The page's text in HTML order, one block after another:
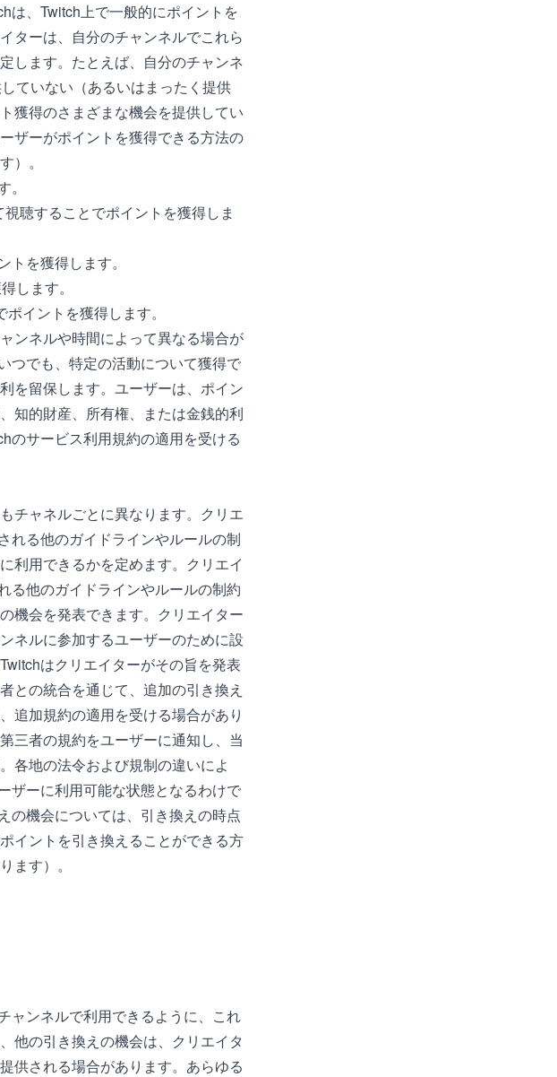
は、Twitch上で一般的にポイントを
ターは、自分のチャンネルでこれら
します。たとえば、自分のチャンネ
ていない（あるいはまったく提供
獲得のさまざまな機会を提供してい
ザーがポイントを獲得できる方法の
）。
聴することでポイントを獲得しま
を獲得します。
します。
イントを獲得します。
ンネルや時間によって異なる場合が
つでも、特定の活動について獲得で
を留保します。ユーザーは、ポイン
知的財産、所有権、または金銭的利
のサービス利用規約の適用を受ける
チャネルごとに異なります。クリエ
れる他のガイドラインやルールの制
利用できるかを定めます。クリエイ
る他のガイドラインやルールの制約
機会を発表できます。クリエイター
ネルに参加するユーザーのために設
はクリエイターがその旨を発表
との統合を通じて、追加の引き換え
追加規約の適用を受ける場合があり
三者の規約をユーザーに通知し、当
各地の法令および規制の違いによ
ザーに利用可能な状態となるわけで
の機会については、引き換えの時点
イントを引き換えることができる方
ます）。
ャンネルで利用できるように、これ
他の引き換えの機会は、クリエイタ
供される場合があります。あらゆる